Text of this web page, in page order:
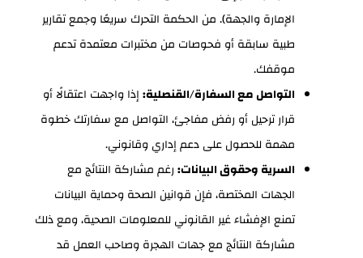
الإمارة والجهة). من الحكمة التحرك سريعًا وجمع تقارير
طبية سابقة أو فحوصات من مختبرات معتمدة تدعم
موقفك.
التواصل مع السفارة/القنصلية:إذا واجهت اعتقالًا أو
قرار ترحيل أو رفض مفاجئ، التواصل مع سفارتك خطوة
مهمة للحصول على دعم إداري وقانوني.
السرية وحقوق البيانات:رغم مشاركة النتائج مع
الجهات المختصة، فإن قوانين الصحة وحماية البيانات
تمنع الإفشاء غير القانوني للمعلومات الصحية، ومع ذلك
مشاركة النتائج مع جهات الهجرة وصاحب العمل قد